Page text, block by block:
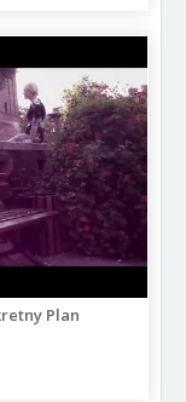
Plan